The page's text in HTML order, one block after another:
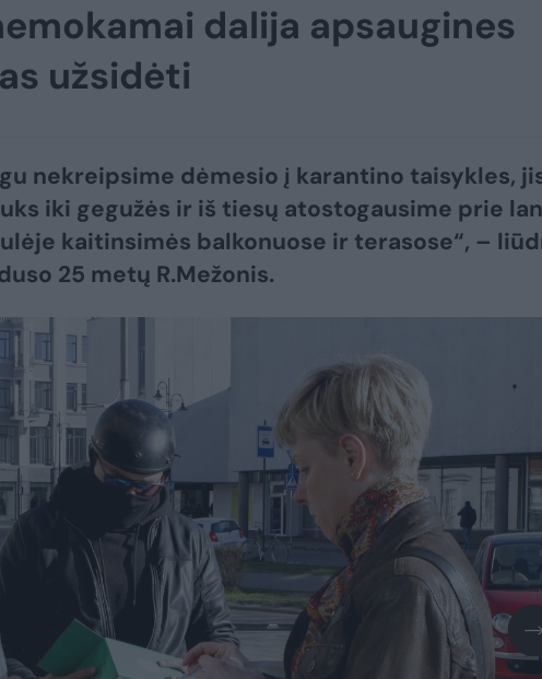
dalija apsaugines
užsidėti
nekreipsime dėmesio į karantino taisykles,
iki gegužės ir iš tiesų atostogausime prie
kaitinsimės balkonuose ir terasose“, –
25 metų R.Mežonis.